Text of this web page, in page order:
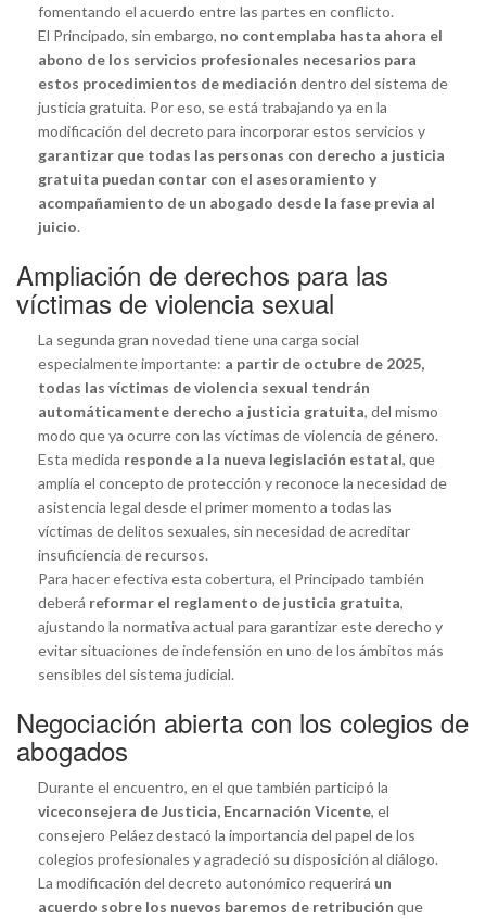
fomentando el acuerdo entre las partes en conflicto.
El Principado, sin embargo, no contemplaba hasta ahora el
abono de los servicios profesionales necesarios para
estos procedimientos de mediación dentro del sistema de
justicia gratuita. Por eso, se está trabajando ya en la
modificación del decreto para incorporar estos servicios y
garantizar que todas las personas con derecho a justicia
gratuita puedan contar con el asesoramiento y
acompañamiento de un abogado desde la fase previa al
juicio.
Ampliación de derechos para las
víctimas de violencia sexual
La segunda gran novedad tiene una carga social
especialmente importante: a partir de octubre de 2025,
todas las víctimas de violencia sexual tendrán
automáticamente derecho a justicia gratuita, del mismo
modo que ya ocurre con las víctimas de violencia de género.
Esta medida responde a la nueva legislación estatal, que
amplía el concepto de protección y reconoce la necesidad de
asistencia legal desde el primer momento a todas las
víctimas de delitos sexuales, sin necesidad de acreditar
insuficiencia de recursos.
Para hacer efectiva esta cobertura, el Principado también
deberá reformar el reglamento de justicia gratuita,
ajustando la normativa actual para garantizar este derecho y
evitar situaciones de indefensión en uno de los ámbitos más
sensibles del sistema judicial.
Negociación abierta con los colegios de
abogados
Durante el encuentro, en el que también participó la
viceconsejera de Justicia, Encarnación Vicente, el
consejero Peláez destacó la importancia del papel de los
colegios profesionales y agradeció su disposición al diálogo.
La modificación del decreto autonómico requerirá un
acuerdo sobre los nuevos baremos de retribución que